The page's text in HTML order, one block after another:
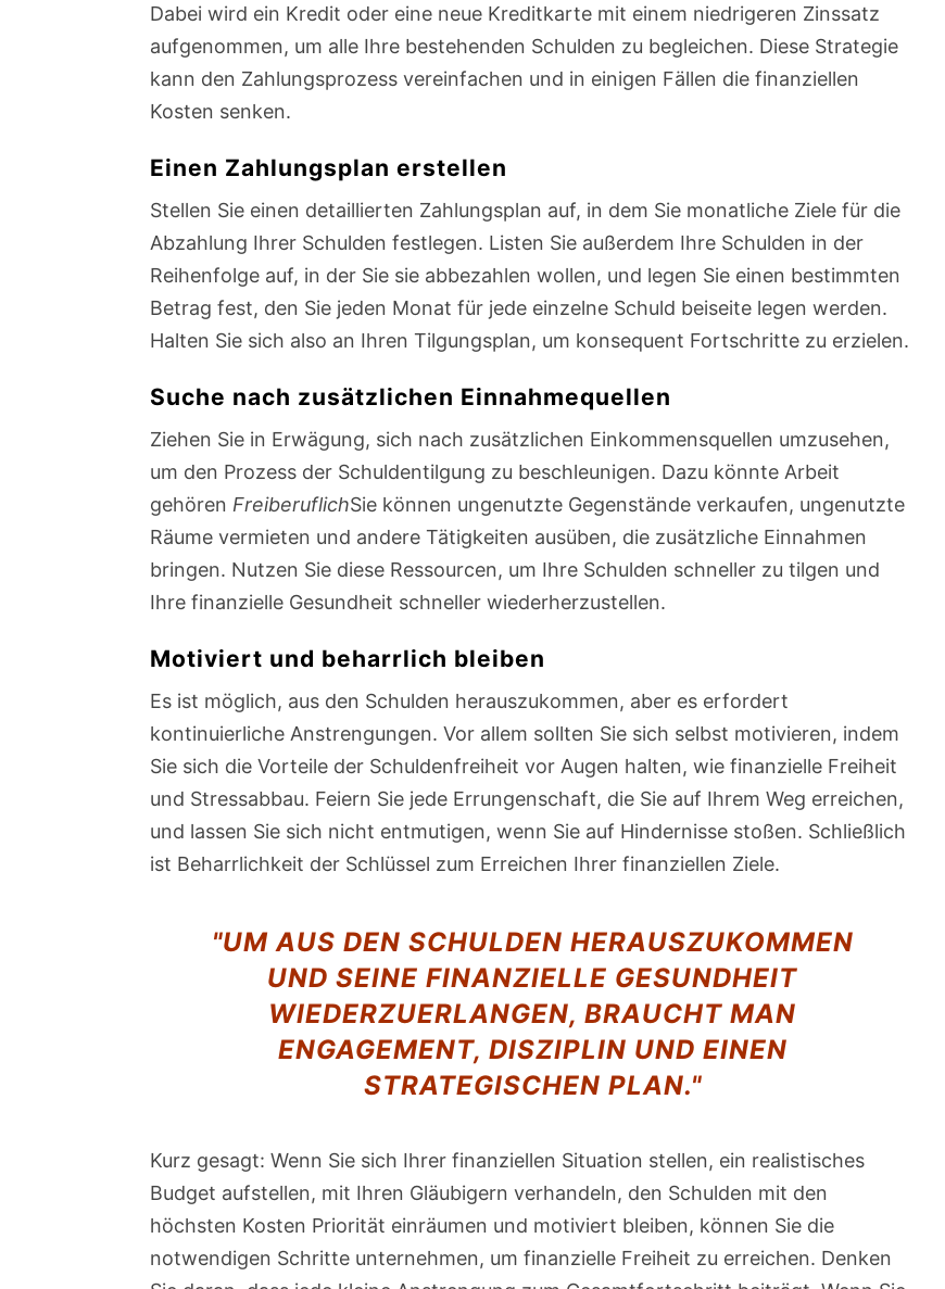
Dabei wird ein Kredit oder eine neue Kreditkarte mit einem niedrigeren Zinssatz
aufgenommen, um alle Ihre bestehenden Schulden zu begleichen. Diese Strategie
kann den Zahlungsprozess vereinfachen und in einigen Fällen die finanziellen
Kosten senken.
Einen Zahlungsplan erstellen
Stellen Sie einen detaillierten Zahlungsplan auf, in dem Sie monatliche Ziele für die
Abzahlung Ihrer Schulden festlegen. Listen Sie außerdem Ihre Schulden in der
Reihenfolge auf, in der Sie sie abbezahlen wollen, und legen Sie einen bestimmten
Betrag fest, den Sie jeden Monat für jede einzelne Schuld beiseite legen werden.
Halten Sie sich also an Ihren Tilgungsplan, um konsequent Fortschritte zu erzielen.
Suche nach zusätzlichen Einnahmequellen
Ziehen Sie in Erwägung, sich nach zusätzlichen Einkommensquellen umzusehen,
um den Prozess der Schuldentilgung zu beschleunigen. Dazu könnte Arbeit
gehören FreiberuflichSie können ungenutzte Gegenstände verkaufen, ungenutzte
Räume vermieten und andere Tätigkeiten ausüben, die zusätzliche Einnahmen
bringen. Nutzen Sie diese Ressourcen, um Ihre Schulden schneller zu tilgen und
Ihre finanzielle Gesundheit schneller wiederherzustellen.
Motiviert und beharrlich bleiben
Es ist möglich, aus den Schulden herauszukommen, aber es erfordert
kontinuierliche Anstrengungen. Vor allem sollten Sie sich selbst motivieren, indem
Sie sich die Vorteile der Schuldenfreiheit vor Augen halten, wie finanzielle Freiheit
und Stressabbau. Feiern Sie jede Errungenschaft, die Sie auf Ihrem Weg erreichen,
und lassen Sie sich nicht entmutigen, wenn Sie auf Hindernisse stoßen. Schließlich
ist Beharrlichkeit der Schlüssel zum Erreichen Ihrer finanziellen Ziele.
"UM AUS DEN SCHULDEN HERAUSZUKOMMEN
UND SEINE FINANZIELLE GESUNDHEIT
WIEDERZUERLANGEN, BRAUCHT MAN
ENGAGEMENT, DISZIPLIN UND EINEN
STRATEGISCHEN PLAN."
Kurz gesagt: Wenn Sie sich Ihrer finanziellen Situation stellen, ein realistisches
Budget aufstellen, mit Ihren Gläubigern verhandeln, den Schulden mit den
höchsten Kosten Priorität einräumen und motiviert bleiben, können Sie die
notwendigen Schritte unternehmen, um finanzielle Freiheit zu erreichen. Denken